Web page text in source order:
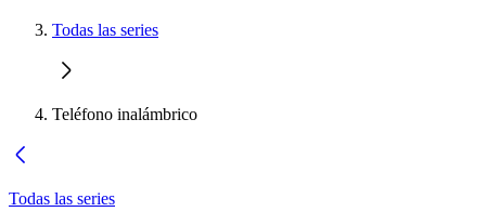
Todas las series
Teléfono inalámbrico
Todas las series